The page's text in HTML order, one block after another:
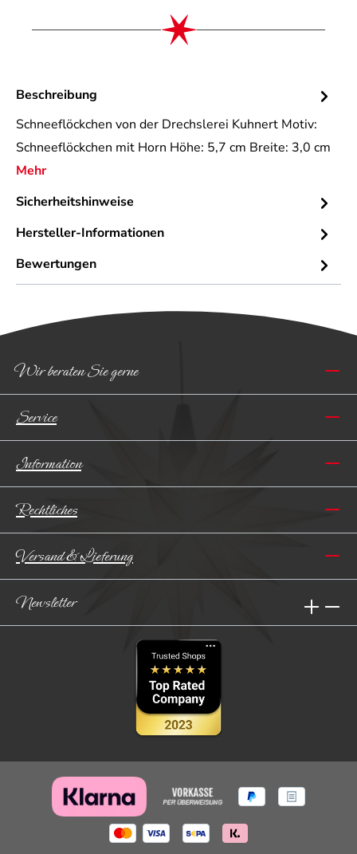
Beschreibung
Schneeflöckchen von der Drechslerei Kuhnert Motiv:
Schneeflöckchen mit Horn Höhe: 5,7 cm Breite: 3,0 cm
Mehr
Sicherheitshinweise
Hersteller-Informationen
Bewertungen
Wir beraten Sie gerne
Service
Information
Rechtliches
Versand & Lieferung
Newsletter